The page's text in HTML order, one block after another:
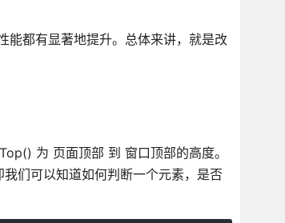
能都有显著地提升。总体来讲，就是改
为 页面顶部 到 窗口顶部的高度。
们可以知道如何判断一个元素，是否